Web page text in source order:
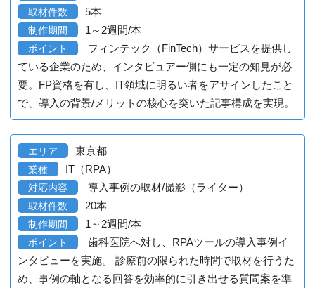
取材件数 5本
制作期間 1～2週間/本
ポイント
フィンテック（FinTech）サービスを提供し
ている企業のため、インタビュアー側にも一定の知見が必
要。FP資格を有し、IT領域に明るい者をアサインしたこと
で、導入の背景/メリットの核心を突いた記事構成を実現。
エリア 東京都
業種 IT（RPA）
対応内容 導入事例の取材/撮影（ライター）
取材件数 20本
制作期間 1～2週間/本
ポイント
歯科医院へ対し、RPAツールの導入事例イ
ンタビューを実施。 診療前の限られた時間で取材を行うた
め、事例の軸となる回答を効率的に引き出せる質問案を準